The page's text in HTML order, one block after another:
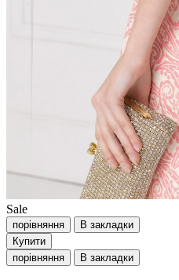
Sale
порівняння
В закладки
Купити
порівняння
В закладки